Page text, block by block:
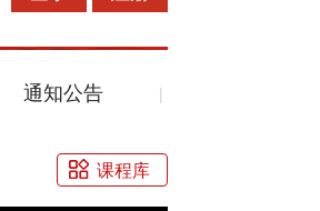
通知公告
课程库